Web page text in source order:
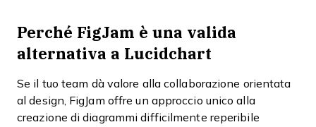
Perché FigJam è una valida
alternativa a Lucidchart
Se il tuo team dà valore alla collaborazione orientata
al design, FigJam offre un approccio unico alla
creazione di diagrammi difficilmente reperibile